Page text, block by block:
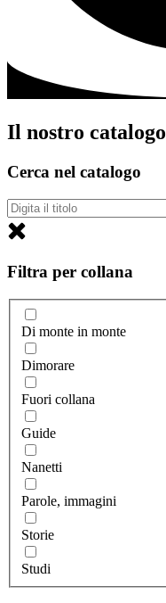
Il nostro catalogo
Cerca nel catalogo
Filtra per collana
Di monte in monte
Dimorare
Fuori collana
Guide
Nanetti
Parole, immagini
Storie
Studi